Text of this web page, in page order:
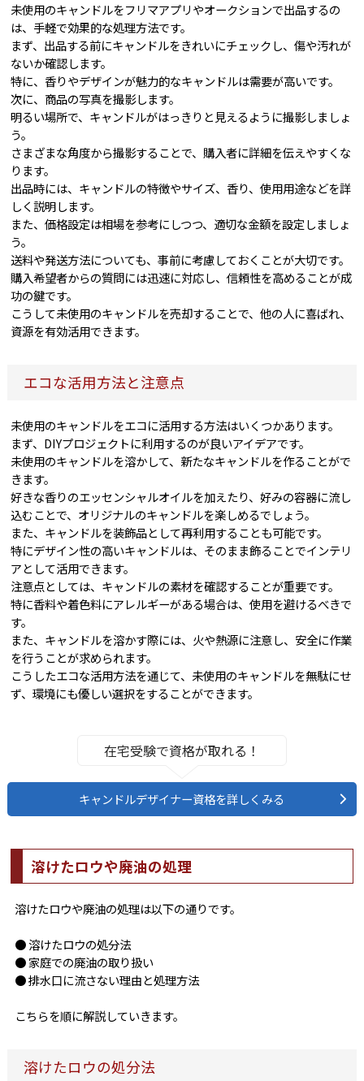
未使用のキャンドルをフリマアプリやオークションで出品するの
は、手軽で効果的な処理方法です。
まず、出品する前にキャンドルをきれいにチェックし、傷や汚れが
ないか確認します。
特に、香りやデザインが魅力的なキャンドルは需要が高いです。
次に、商品の写真を撮影します。
明るい場所で、キャンドルがはっきりと見えるように撮影しましょ
う。
さまざまな角度から撮影することで、購入者に詳細を伝えやすくな
ります。
出品時には、キャンドルの特徴やサイズ、香り、使用用途などを詳
しく説明します。
また、価格設定は相場を参考にしつつ、適切な金額を設定しましょ
う。
送料や発送方法についても、事前に考慮しておくことが大切です。
購入希望者からの質問には迅速に対応し、信頼性を高めることが成
功の鍵です。
こうして未使用のキャンドルを売却することで、他の人に喜ばれ、
資源を有効活用できます。
エコな活用方法と注意点
未使用のキャンドルをエコに活用する方法はいくつかあります。
まず、DIYプロジェクトに利用するのが良いアイデアです。
未使用のキャンドルを溶かして、新たなキャンドルを作ることがで
きます。
好きな香りのエッセンシャルオイルを加えたり、好みの容器に流し
込むことで、オリジナルのキャンドルを楽しめるでしょう。
また、キャンドルを装飾品として再利用することも可能です。
特にデザイン性の高いキャンドルは、そのまま飾ることでインテリ
アとして活用できます。
注意点としては、キャンドルの素材を確認することが重要です。
特に香料や着色料にアレルギーがある場合は、使用を避けるべきで
す。
また、キャンドルを溶かす際には、火や熱源に注意し、安全に作業
を行うことが求められます。
こうしたエコな活用方法を通じて、未使用のキャンドルを無駄にせ
ず、環境にも優しい選択をすることができます。
在宅受験で資格が取れる！
キャンドルデザイナー資格を詳しくみる
溶けたロウや廃油の処理
溶けたロウや廃油の処理は以下の通りです。
● 溶けたロウの処分法
● 家庭での廃油の取り扱い
● 排水口に流さない理由と処理方法
こちらを順に解説していきます。
溶けたロウの処分法